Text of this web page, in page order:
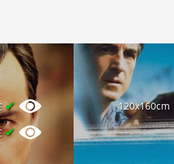
✔
✔
120x160cm